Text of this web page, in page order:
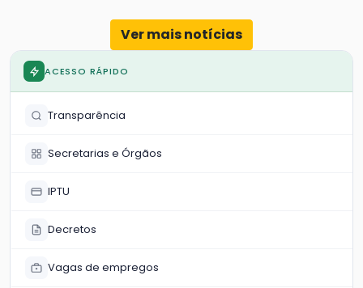
Ver mais notícias
ACESSO RÁPIDO
Transparência
Secretarias e Órgãos
IPTU
Decretos
Vagas de empregos